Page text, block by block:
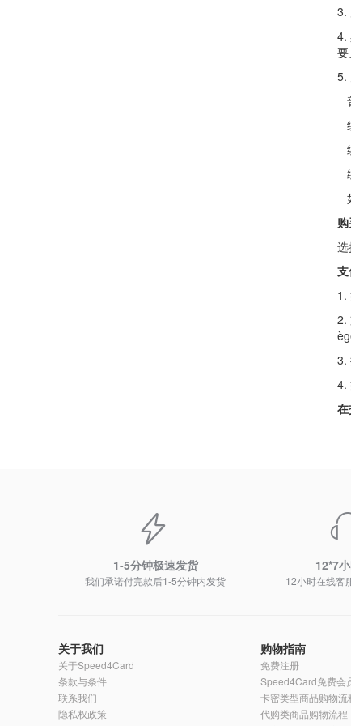
3.
4.
要
5.
支
1.
2.
3.
4.
1-5分钟极速发货
我们承诺付完款后1-5分钟内发货
12*7
12小时在线客
关于我们
关于Speed4Card
条款与条件
联系我们
隐私权政策
购物指南
免费注册
Speed4Card免费会
卡密类型商品购物流
代购类商品购物流程